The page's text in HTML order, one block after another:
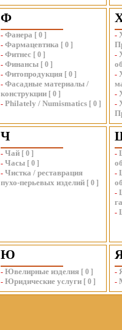
Ф
- Фанера [ 0 ]
- Фармацевтика [ 0 ]
- Фитнес [ 0 ]
- Финансы [ 0 ]
- Фитопродукция [ 0 ]
- Фасадные материалы /
конструкции [ 0 ]
- Philately / Numismatics [ 0 ]
-
-
-
-
-
Ч
- Чай [ 0 ]
- Часы [ 0 ]
- Чистка / реставрация
пухо-перьевых изделий [ 0 ]
-
-
-
-
Ю
- Ювелирные изделия [ 0 ]
- Юридические услуги [ 0 ]
-
-